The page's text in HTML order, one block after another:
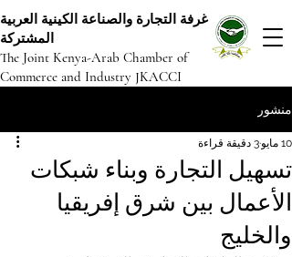
غرفة التجارة والصناعة الكينية العربية
المشتركة
The Joint Kenya-Arab Chamber of
Commerce and Industry JKACCI
منشور
تسهيل التجارة وبناء شبكات
الأعمال بين شرق إفريقيا
والخليج
10 مايو 3 دقيقة قراءة